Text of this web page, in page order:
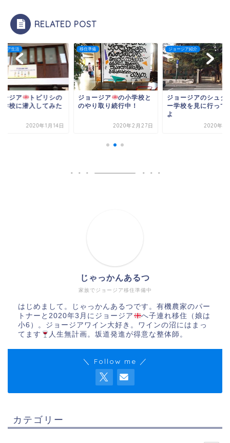
RELATED POST
ジア生活
ージア
トビリシの
学校に潜入してみた
2020年1月14日
移住準備
ジョージア
の小学校と
のやり取り続行中！
2020年2月27日
ジョージア紹介
ジョージアのシュタ
ー学校を見に行って
よ
2020年1
家族でジョージア移住準備中
じゃっかんあるつ
はじめまして。じゃっかんあるつです。有機農家のパー
トナーと2020年3月にジョージア
へ子連れ移住（娘は
小6）。ジョージアワイン大好き。ワインの沼にはまっ
てます
人生無計画。坂道発進が得意な整体師。
＼ Follow me ／
カテゴリー